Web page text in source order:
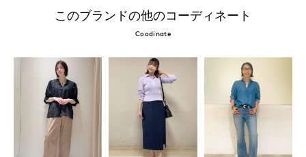
このブランドの他のコーディネート
Coodinate